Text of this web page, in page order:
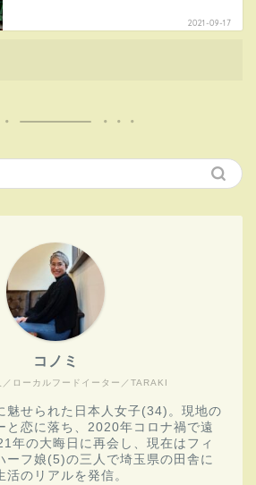
2021-09-17
／ローカルフードイーター／TARAKI
コノミ
魅せられた日本人女子(34)。現地の
と恋に落ち、2020年コロナ禍で遠
年の大晦日に再会し、現在はフィ
ーフ娘(5)の三人で埼玉県の田舎に
のリアルを発信。